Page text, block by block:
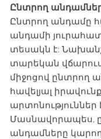
Ընտրող
Ընտրող անդամը
անդամի
տեսակն է:
տարեկան
միջոցով ընտրող
հավելյալ
արտոնություններ
Մասնավորապես,
անդամները